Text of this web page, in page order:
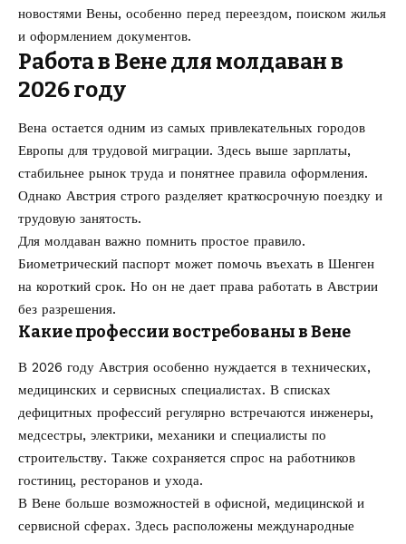
новостями Вены, особенно перед переездом, поиском жилья
и оформлением документов.
Работа в Вене для молдаван в
2026 году
Вена остается одним из самых привлекательных городов
Европы для трудовой миграции. Здесь выше зарплаты,
стабильнее рынок труда и понятнее правила оформления.
Однако Австрия строго разделяет краткосрочную поездку и
трудовую занятость.
Для молдаван важно помнить простое правило.
Биометрический паспорт может помочь въехать в Шенген
на короткий срок. Но он не дает права работать в Австрии
без разрешения.
Какие профессии востребованы в Вене
В 2026 году Австрия особенно нуждается в технических,
медицинских и сервисных специалистах. В списках
дефицитных профессий регулярно встречаются инженеры,
медсестры, электрики, механики и специалисты по
строительству. Также сохраняется спрос на работников
гостиниц, ресторанов и ухода.
В Вене больше возможностей в офисной, медицинской и
сервисной сферах. Здесь расположены международные